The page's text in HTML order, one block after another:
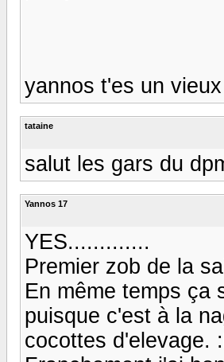
yannos t'es un
tataine
salut les gars du
Yannos 17
YES.............
Premier zob de la
En même temps ça
puisque c'est à la
cocottes d'elevage.